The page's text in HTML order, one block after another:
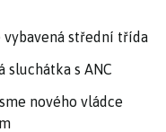
vybavená střední třída
sluchátka s ANC
nového vládce